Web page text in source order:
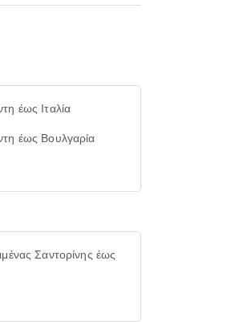
έως Ιταλία
έως Βουλγαρία
Σαντορίνης έως